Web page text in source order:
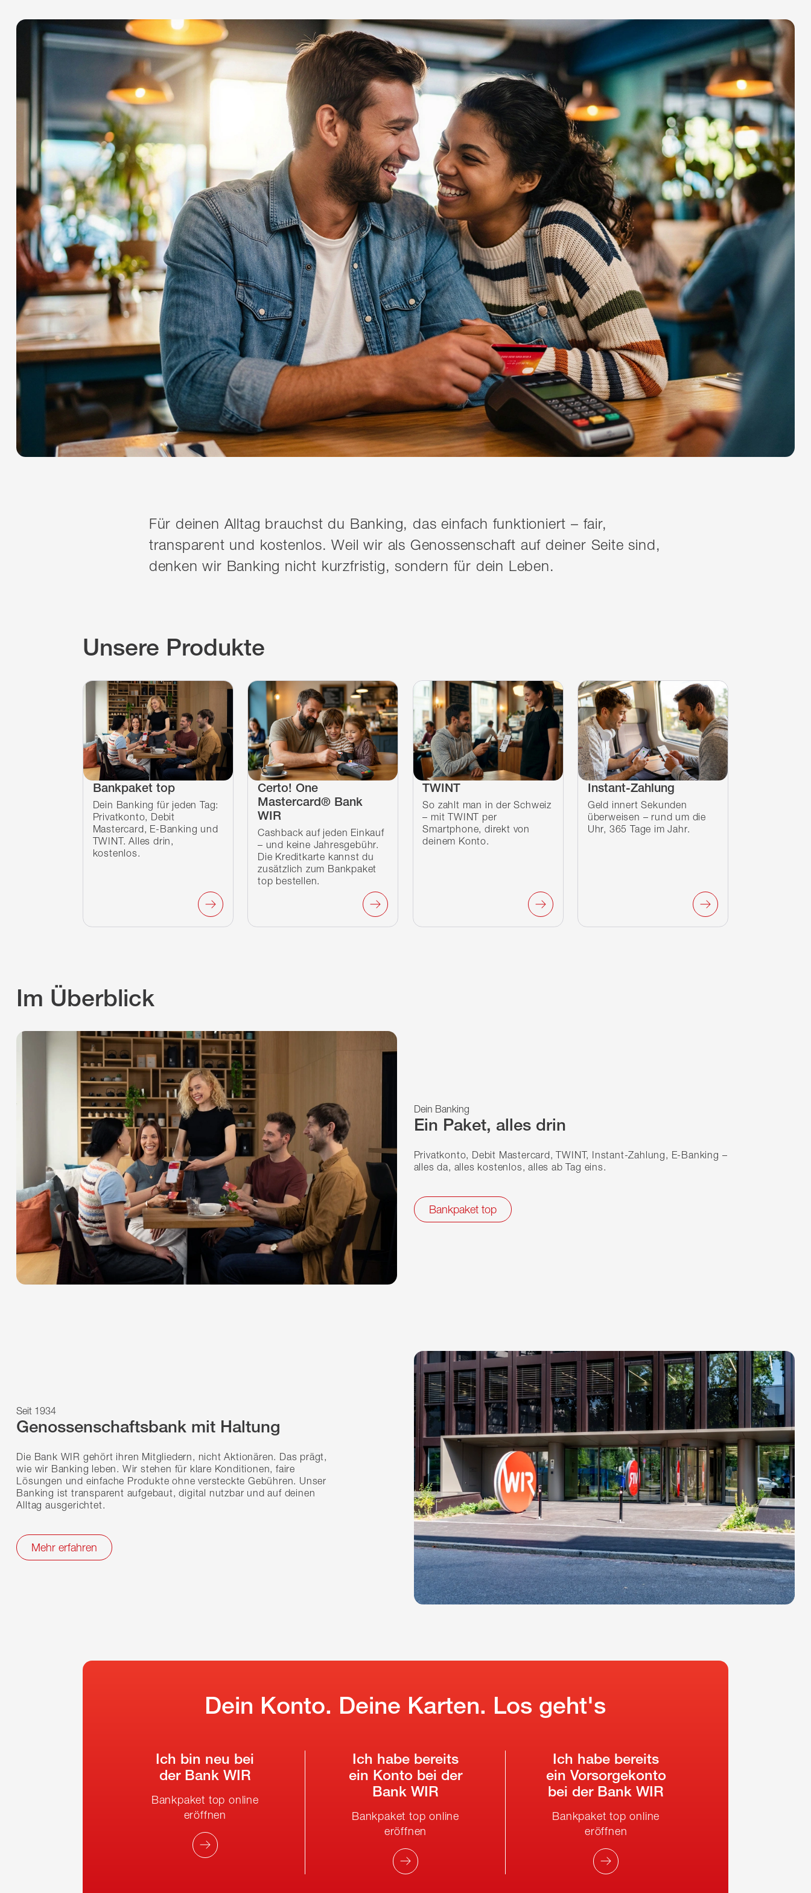
Für deinen Alltag brauchst du Banking, das einfach funktioniert – fair,
transparent und kostenlos. Weil wir als Genossenschaft auf deiner Seite sind,
denken wir Banking nicht kurzfristig, sondern für dein Leben.
Unsere Produkte
Bankpaket top
Dein Banking für jeden Tag:
Privatkonto, Debit
Mastercard, E-Banking und
TWINT. Alles drin,
kostenlos.
Certo! One
Mastercard® Bank
WIR
Cashback auf jeden Einkauf
– und keine Jahresgebühr.
Die Kreditkarte kannst du
zusätzlich zum Bankpaket
top bestellen.
TWINT
So zahlt man in der Schweiz
– mit TWINT per
Smartphone, direkt von
deinem Konto.
Instant-Zahlung
Geld innert Sekunden
überweisen – rund um die
Uhr, 365 Tage im Jahr.
Im Überblick
Ein Paket, alles drin
Dein Banking
Privatkonto, Debit Mastercard, TWINT, Instant-Zahlung, E-Banking –
alles da, alles kostenlos, alles ab Tag eins.
Bankpaket top
Genossenschaftsbank mit Haltung
Seit 1934
Die Bank WIR gehört ihren Mitgliedern, nicht Aktionären. Das prägt,
wie wir Banking leben. Wir stehen für klare Konditionen, faire
Lösungen und einfache Produkte ohne versteckte Gebühren. Unser
Banking ist transparent aufgebaut, digital nutzbar und auf deinen
Alltag ausgerichtet.
Mehr erfahren
Dein Konto. Deine Karten. Los geht's
Ich bin neu bei
der Bank WIR
Bankpaket top online
eröffnen
Ich habe bereits
ein Konto bei der
Bank WIR
Bankpaket top online
eröffnen
Ich habe bereits
ein Vorsorgekonto
bei der Bank WIR
Bankpaket top online
eröffnen